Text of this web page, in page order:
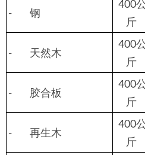
- 钢
400
斤
- 天然木
400
斤
- 胶合板
400
斤
- 再生木
400
斤